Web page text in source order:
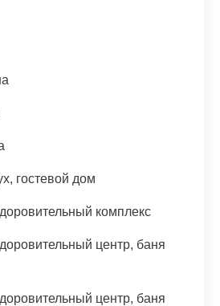
гостевой дом
комплекс
центр, баня
центр, баня